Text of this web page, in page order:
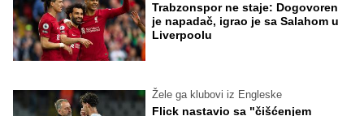
Trabzonspor ne staje: Dogovoren
je napadač, igrao je sa Salahom u
Liverpoolu
Žele ga klubovi iz Engleske
Flick nastavio sa "čišćenjem